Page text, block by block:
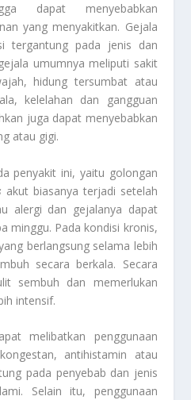
dapat menyebabkan
yang menyakitkan. Gejala
tergantung pada jenis dan
umumnya meliputi sakit
hidung tersumbat atau
kelelahan dan gangguan
juga dapat menyebabkan
atau gigi.
penyakit ini, yaitu golongan
akut biasanya terjadi setelah
alergi dan gejalanya dapat
minggu. Pada kondisi kronis,
berlangsung selama lebih
secara berkala. Secara
sembuh dan memerlukan
intensif.
melibatkan penggunaan
antihistamin atau
pada penyebab dan jenis
Selain itu, penggunaan